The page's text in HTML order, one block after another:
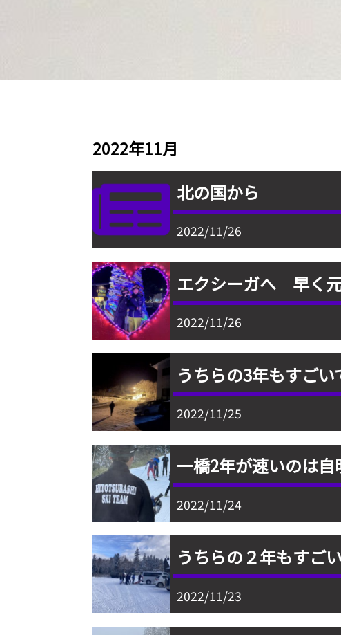
2022年11月
北の国から
2022/11/26
エクシーガへ 早く
2022/11/26
うちらの3年もすごい
2022/11/25
一橋2年が速いのは自
2022/11/24
うちらの２年もすご
2022/11/23